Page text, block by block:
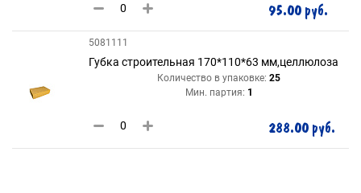
95.00 руб.
5081111
Губка строительная 170*110*63 мм,целлюлоза
Количество в упаковке: 25
Мин. партия: 1
288.00 руб.